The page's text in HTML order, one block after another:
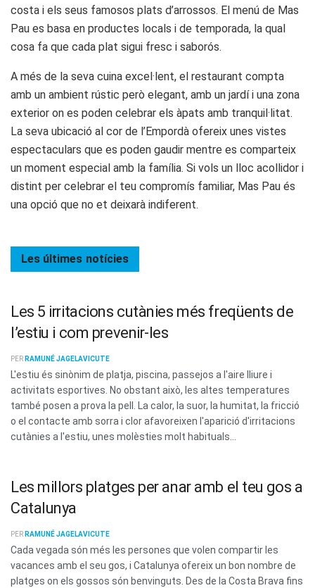
costa i els seus famosos plats d’arrossos. El menú de Mas
Pau es basa en productes locals i de temporada, la qual
cosa fa que cada plat sigui fresc i saborós.
A més de la seva cuina excel·lent, el restaurant compta
amb un ambient rústic però elegant, amb un jardí i una zona
exterior on es poden celebrar els àpats amb tranquil·litat.
La seva ubicació al cor de l’Empordà ofereix unes vistes
espectaculars que es poden gaudir mentre es comparteix
un moment especial amb la família. Si vols un lloc acollidor i
distint per celebrar el teu compromís familiar, Mas Pau és
una opció que no et deixarà indiferent.
Les últimes notícies
Les 5 irritacions cutànies més freqüents de
l’estiu i com prevenir-les
PER RAMUNÉ JAGELAVICUTE
L'estiu és sinònim de platja, piscina, passejos a l'aire lliure i
activitats esportives. No obstant això, les altes temperatures
també posen a prova la pell. La calor, la suor, la humitat, la fricció
o el contacte amb sorra i clor afavoreixen l'aparició d'irritacions
cutànies a l'estiu, unes molèsties molt habituals...
Les millors platges per anar amb el teu gos a
Catalunya
PER RAMUNÉ JAGELAVICUTE
Cada vegada són més les persones que volen compartir les
vacances amb el seu gos, i Catalunya ofereix un bon nombre de
platges on els gossos són benvinguts. Des de la Costa Brava fins